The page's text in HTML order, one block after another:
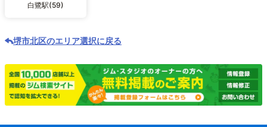
白鷺駅(59)
堺市北区のエリア選択に戻る